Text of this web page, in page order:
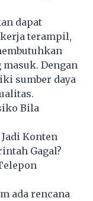
dapat
terampil,
Dengan
sumber daya
Bila
Konten
Gagal?
ada rencana